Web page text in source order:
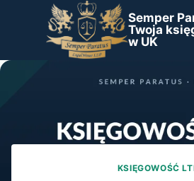
Semper
Twoja
w UK
KSIĘGOWOŚĆ